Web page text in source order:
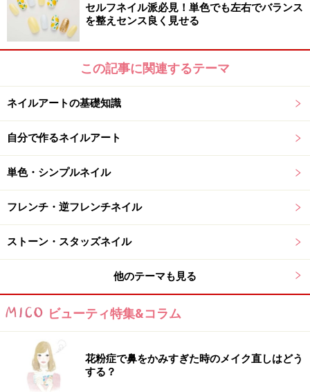
イメージしておきましょう。失敗したら、コットンに水
を含ませて優しくオフ。
4．縦線が描き終わったら、次に横線を引いていきま
す。少し線がかすれても、ニュアンスが出るので気にし
レ。
5．市販のラインテープなどをプラスするときっちりと
したラインで全体が整います。
まず白いラインテープを縦横に貼り、貼り終わってから
るテクニックです。
セルフネイル派必見！単色でも左右でバランス
を整えセンス良く見せる
この記事に関連するテーマ
ネイルアートの基礎知識
自分で作るネイルアート
単色・シンプルネイル
フレンチ・逆フレンチネイル
ストーン・スタッズネイル
他のテーマも見る
ビューティ特集&コラム
花粉症で鼻をかみすぎた時のメイク直しはどう
する？